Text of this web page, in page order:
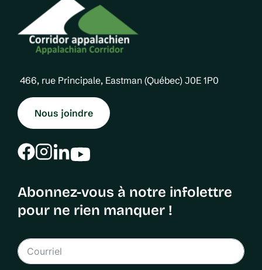
466, rue Principale, Eastman (Québec) J0E 1P0
Nous joindre
Abonnez-vous à notre infolettre
pour ne rien manquer !